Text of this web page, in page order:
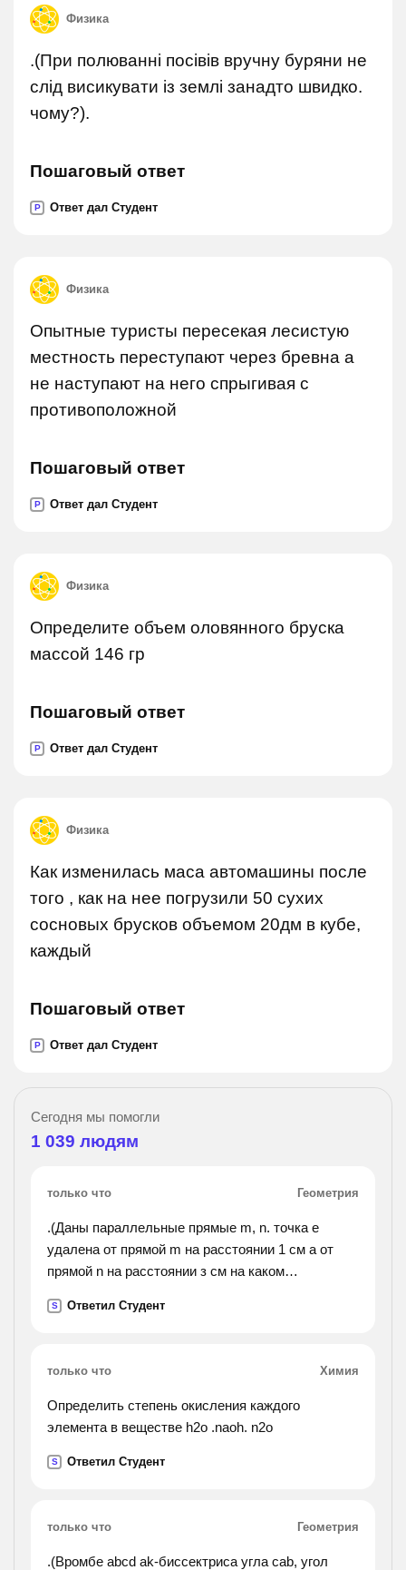
Физика
.(При полюванні посівів вручну буряни не
слід висикувати із землі занадто швидко.
чому?).
Пошаговый ответ
P Ответ дал Студент
Физика
Опытные туристы пересекая лесистую
местность переступают через бревна а
не наступают на него спрыгивая с
противоположной
Пошаговый ответ
P Ответ дал Студент
Физика
Определите объем оловянного бруска
массой 146 гр
Пошаговый ответ
P Ответ дал Студент
Физика
Как изменилась маса автомашины после
того , как на нее погрузили 50 сухих
сосновых брусков объемом 20дм в кубе,
каждый
Пошаговый ответ
P Ответ дал Студент
Сегодня мы помогли
1 039 людям
только что Геометрия
.(Даны параллельные прямые m, n. точка е
удалена от прямой m на расстоянии 1 см а от
прямой n на расстоянии з см на каком
параллельные прямые m, n? сколько решений
S Ответил Студент
только что Химия
Определить степень окисления каждого
элемента в веществе h2o .naoh. n2o
S Ответил Студент
только что Геометрия
.(Вромбе abcd ak-биссектриса угла cab, угол